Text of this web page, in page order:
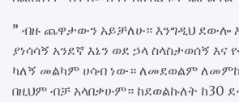
” ብዙ ጨዋታውን አይቻለሁ። እንግዲህ ደውሎ
ያነሳሳኝ አንደኛ እኔን ወደ ኃላ ስላስታወሰኝ እና
ካለኝ መልካም ሀሳብ ነው። ለመደወልም
በዚህም ብቻ አላበቃሁም። ከደወልኩለት ከ30